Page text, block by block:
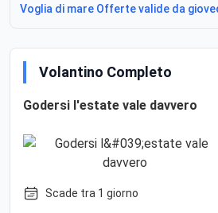
Voglia di mare Offerte valide da
Volantino Completo
Godersi l'estate vale davvero
Scade tra 1 giorno